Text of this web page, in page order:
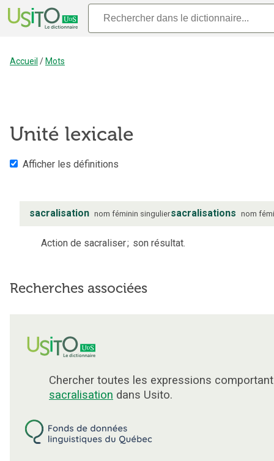
Accueil / Mots
Unité lexicale
Afficher les définitions
sacralisation nom féminin singuliersacralisations nom
Action de sacraliser; son résultat.
Recherches associées
Chercher toutes les expressions
sacralisation dans Usito.